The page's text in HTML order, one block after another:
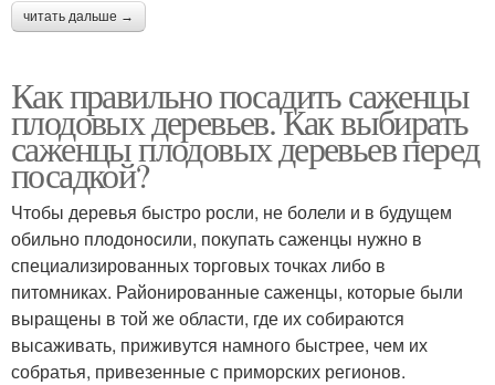
читать дальше →
Как правильно посадить саженцы
плодовых деревьев. Как выбирать
саженцы плодовых деревьев перед
посадкой?
Чтобы деревья быстро росли, не болели и в будущем
обильно плодоносили, покупать саженцы нужно в
специализированных торговых точках либо в
питомниках. Районированные саженцы, которые были
выращены в той же области, где их собираются
высаживать, приживутся намного быстрее, чем их
собратья, привезенные с приморских регионов.